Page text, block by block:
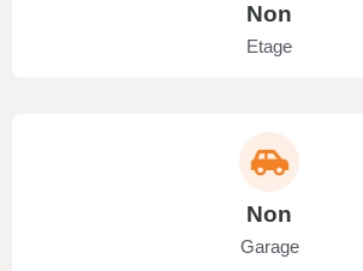
Non
Etage
Non
Garage